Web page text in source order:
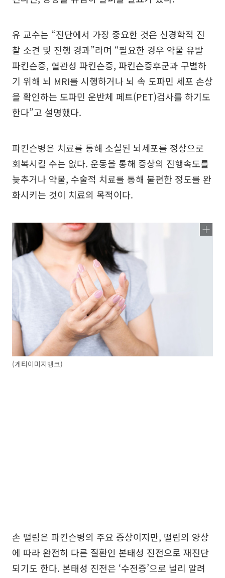
유 교수는 “진단에서 가장 중요한 것은 신경학적 진
찰 소견 및 진행 경과”라며 “필요한 경우 약물 유발
파킨슨증, 혈관성 파킨슨증, 파킨슨증후군과 구별하
기 위해 뇌 MRI를 시행하거나 뇌 속 도파민 세포 손상
을 확인하는 도파민 운반체 페트(PET)검사를 하기도
한다”고 설명했다.
파킨슨병은 치료를 통해 소실된 뇌세포를 정상으로
회복시킬 수는 없다. 운동을 통해 증상의 진행속도를
늦추거나 약물, 수술적 치료를 통해 불편한 정도를 완
화시키는 것이 치료의 목적이다.
(게티이미지뱅크)
손 떨림은 파킨슨병의 주요 증상이지만, 떨림의 양상
에 따라 완전히 다른 질환인 본태성 진전으로 재진단
되기도 한다. 본태성 진전은 ‘수전증’으로 널리 알려